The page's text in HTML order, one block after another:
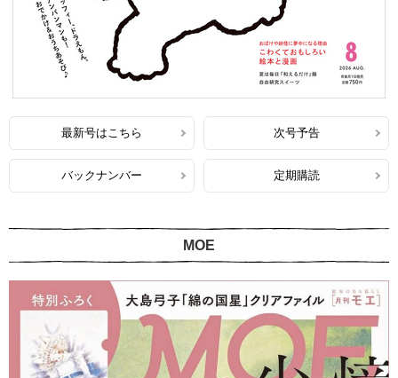
最新号はこちら 次号予告
バックナンバー 定期購読
MOE